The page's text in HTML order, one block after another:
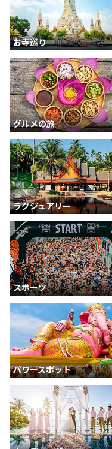
プーケット
クラビ
トラン
カオラック（パンガー）
ナラーティワート
パッターニー
ラノーン
ソンクラー
ヤラー
お寺巡り
グルメの旅
ラグジュアリー
スポーツ
パワースポット